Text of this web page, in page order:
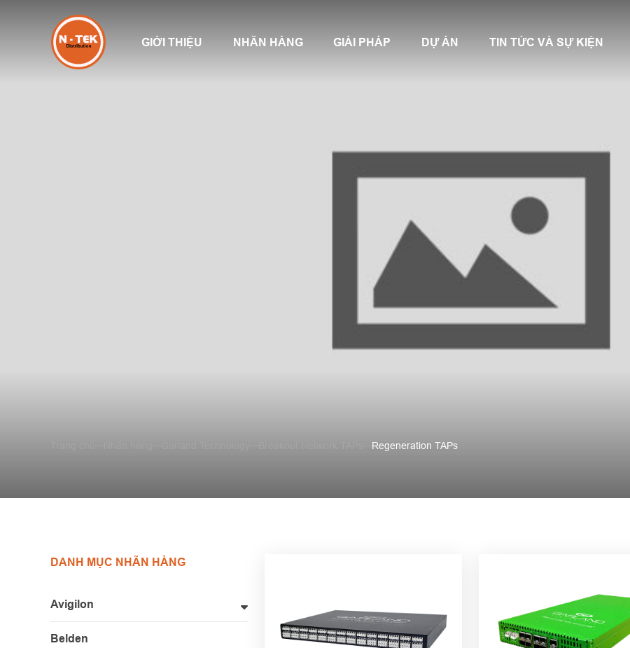
GIỚI THIỆU NHÃN HÀNG GIẢI PHÁP DỰ ÁN TIN TỨC VÀ SỰ KIỆN
Regeneration TAPs
DANH MỤC NHÃN HÀNG
Avigilon
Belden